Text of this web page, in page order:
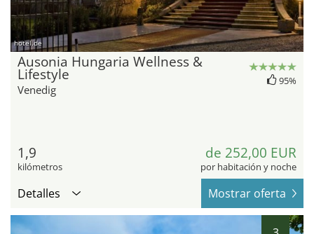
hotel.de
Ausonia Hungaria Wellness &
Lifestyle
Venedig
95%
1,9
kilómetros
de 252,00 EUR
por habitación y noche
Detalles Mostrar oferta